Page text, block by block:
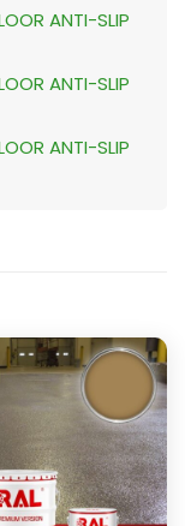
ANTI-SLIP
ANTI-SLIP
ANTI-SLIP